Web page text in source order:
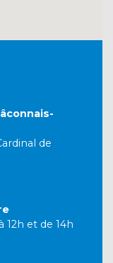
de
12h et de 14h